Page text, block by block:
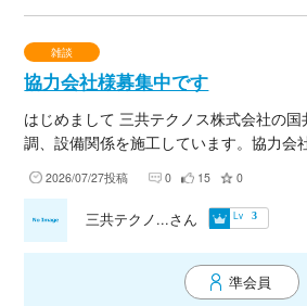
雑談
協力会社様募集中です
はじめまして 三共テクノス株式会社の
調、設備関係を施工しています。協力会
おります 宜しくお願い致します🙇
2026/07/27投稿 0 15 0
準会員
三共テクノ...さん Lv 3